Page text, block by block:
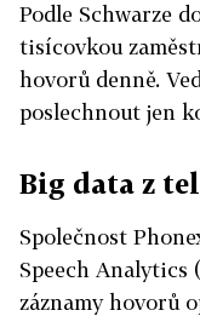
Podle Schwarze
tisícovkou
hovorů denně.
poslechnout jen
Big data z
Společnost
Speech Analytics
záznamy hovorů